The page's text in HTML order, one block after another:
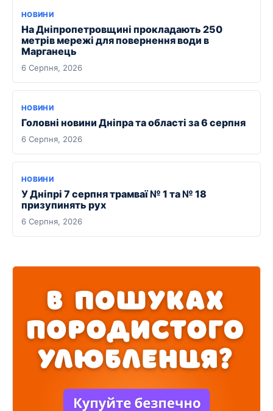
НОВИНИ
На Дніпропетровщині прокладають 250
метрів мережі для повернення води в
Марганець
6 Серпня, 2026
НОВИНИ
Головні новини Дніпра та області за 6 серпня
6 Серпня, 2026
НОВИНИ
У Дніпрі 7 серпня трамваї № 1 та № 18
призупинять рух
6 Серпня, 2026